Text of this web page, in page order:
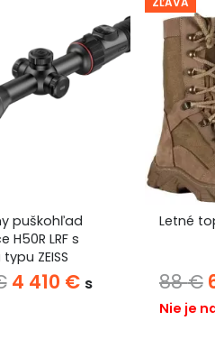
puškohľad
H50R LRF s
ZEISS
Pôvodná
4 410 €Aktuálna
s
Letné
88€
Nie je